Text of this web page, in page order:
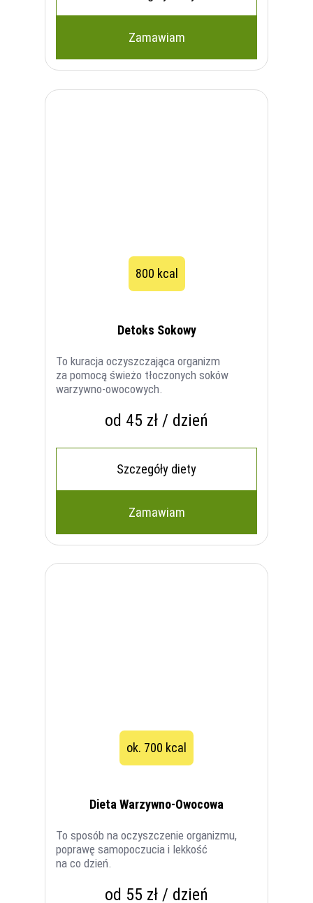
Zamawiam
800 kcal
Detoks Sokowy
To kuracja oczyszczająca organizm
za pomocą świeżo tłoczonych soków
warzywno-owocowych.
od 45 zł / dzień
Szczegóły diety
Zamawiam
ok. 700 kcal
Dieta Warzywno-Owocowa
To sposób na oczyszczenie organizmu,
poprawę samopoczucia i lekkość
na co dzień.
od 55 zł / dzień